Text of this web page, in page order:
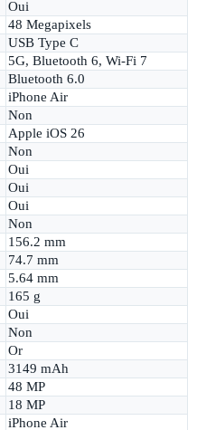
Oui
48 Megapixels
USB Type C
5G, Bluetooth 6, Wi-Fi 7
Bluetooth 6.0
iPhone Air
Non
Apple iOS 26
Non
Oui
Oui
Oui
Non
156.2 mm
74.7 mm
5.64 mm
165 g
Oui
Non
Or
3149 mAh
48 MP
18 MP
iPhone Air